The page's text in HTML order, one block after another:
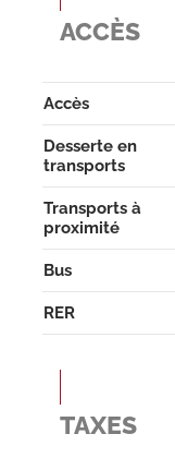
ACCÈS
Accès
Desserte en
transports
Transports à
proximité
Bus
RER
TAXES